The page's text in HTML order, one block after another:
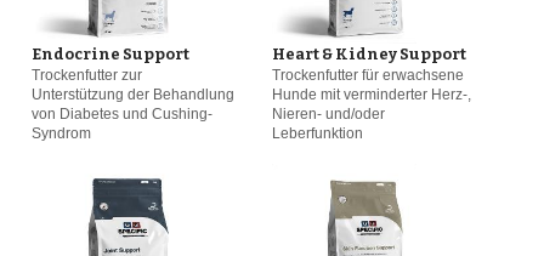
Endocrine Support
Trockenfutter zur
Unterstützung der Behandlung
von Diabetes und Cushing-
Syndrom
Heart & Kidney Support
Trockenfutter für erwachsene
Hunde mit verminderter Herz-,
Nieren- und/oder
Leberfunktion